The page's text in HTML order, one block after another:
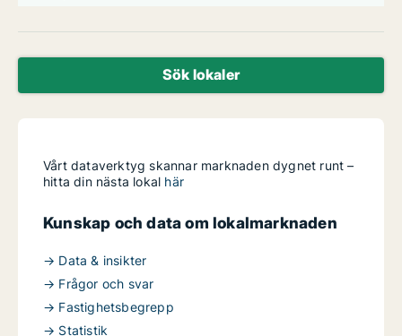
Sök lokaler
Vårt dataverktyg skannar marknaden dygnet runt –
hitta din nästa lokal här
Kunskap och data om lokalmarknaden
→ Data & insikter
→ Frågor och svar
→ Fastighetsbegrepp
→ Statistik